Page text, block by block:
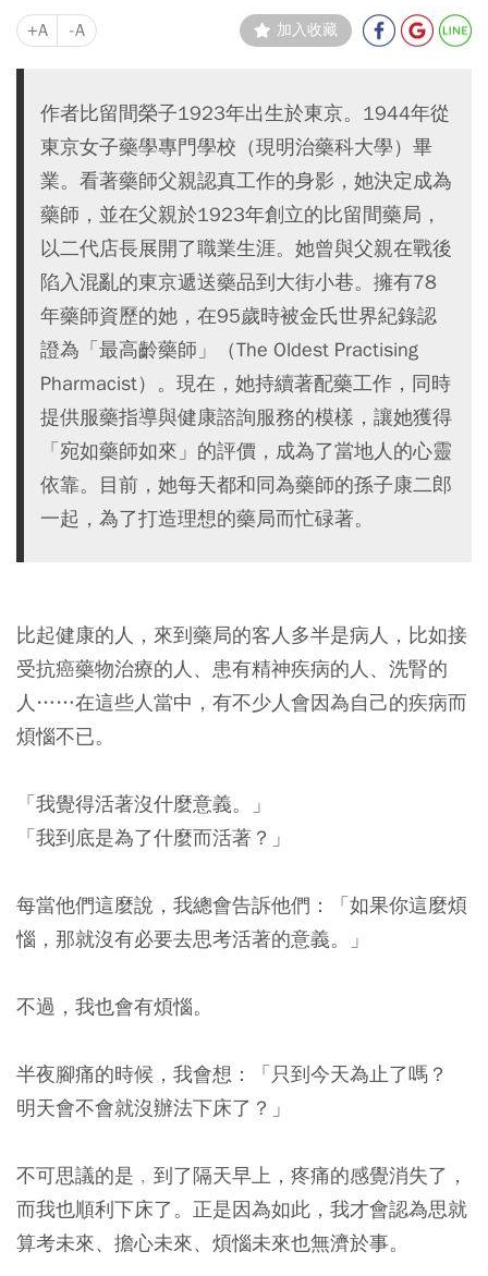
+A -A 加入收藏
作者比留間榮子1923年出生於東京。1944年從
東京女子藥學專門學校（現明治藥科大學）畢
業。看著藥師父親認真工作的身影，她決定成為
藥師，並在父親於1923年創立的比留間藥局，
以二代店長展開了職業生涯。她曾與父親在戰後
陷入混亂的東京遞送藥品到大街小巷。擁有78
年藥師資歷的她，在95歲時被金氏世界紀錄認
證為「最高齡藥師」（The Oldest Practising
Pharmacist）。現在，她持續著配藥工作，同時
提供服藥指導與健康諮詢服務的模樣，讓她獲得
「宛如藥師如來」的評價，成為了當地人的心靈
依靠。目前，她每天都和同為藥師的孫子康二郎
一起，為了打造理想的藥局而忙碌著。
比起健康的人，來到藥局的客人多半是病人，比如接
受抗癌藥物治療的人、患有精神疾病的人、洗腎的
人……在這些人當中，有不少人會因為自己的疾病而
煩惱不已。
「我覺得活著沒什麼意義。」
「我到底是為了什麼而活著？」
每當他們這麼說，我總會告訴他們：「如果你這麼煩
惱，那就沒有必要去思考活著的意義。」
不過，我也會有煩惱。
半夜腳痛的時候，我會想：「只到今天為止了嗎？
明天會不會就沒辦法下床了？」
不可思議的是﹐到了隔天早上，疼痛的感覺消失了，
而我也順利下床了。正是因為如此，我才會認為思就
算考未來、擔心未來、煩惱未來也無濟於事。